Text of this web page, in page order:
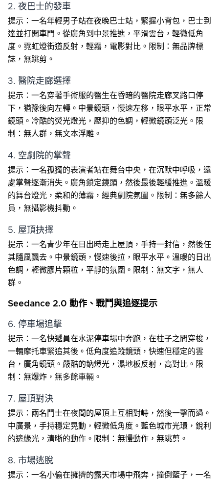
2. 夜巴士的發車
提示：一名年輕男子站在夜晚巴士站，緊握小背包，巴士到
達並打開車門。從廣角到中景推進，平滑雲台，輕微低角
度。霓虹燈街道反射，輕霧，電影對比。限制：無品牌標
誌，無跳剪。
3. 醫院走廊選擇
提示：一名穿著手術服的醫生在昏暗的醫院走廊叉路口停
下，猶豫後向左轉。中景鏡頭，慢速左移，眼平水平，正常
鏡頭。冷酷的熒光燈光，壓抑的色調，輕微鏡頭泛光。限
制：無人群，無文本浮雕。
4. 空劇院的掌聲
提示：一名孤獨的表演者站在舞台中央，在沉默中呼吸，遠
處掌聲逐漸消失。廣角鎖定鏡頭，然後最後輕緩推進。溫暖
的舞台燈光，柔和的薄霧，經典劇院氛圍。限制：無多餘人
員，無攝影機抖動。
5. 屋頂抉擇
提示：一名青少年在日出時走上屋頂，手持一封信，然後任
其隨風飄去。中景鏡頭，慢速後拉，眼平水平。溫暖的日出
色調，輕微膠片顆粒，平靜的氛圍。限制：無文字，無人
群。
Seedance 2.0 動作、戰鬥與追逐提示
6. 停車場追擊
提示：一名快遞員在水泥停車場中奔跑，在柱子之間穿梭，
一輛摩托車緊追其後。低角度追蹤鏡頭，快速但穩定的雲
台，廣角鏡頭。嚴酷的鈉燈光，濕地板反射，高對比。限
制：無爆炸，無多餘車輛。
7. 屋頂對決
提示：兩名鬥士在夜間的屋頂上互相對峙，然後一擊而過。
中廣景，手持穩定晃動，輕微低角度。藍色城市光環，銳利
的邊緣光，清晰的動作。限制：無慢動作，無跳剪。
8. 市場逃脫
提示：一名小偷在擁擠的露天市場中飛奔，撞倒籃子，一名